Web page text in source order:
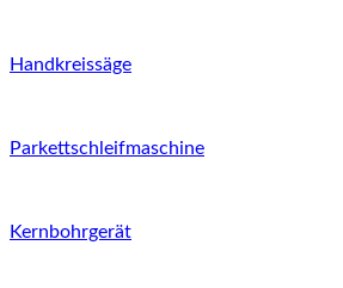
Handkreissäge
Parkettschleifmaschine
Kernbohrgerät